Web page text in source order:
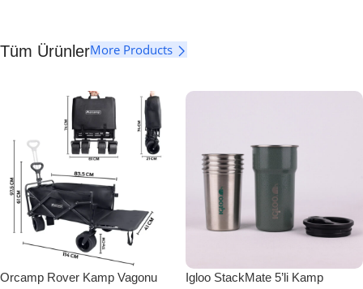
Tüm ÜrünlerMore Products
Orcamp Rover Kamp Vagonu
Igloo StackMate 5’li Kamp